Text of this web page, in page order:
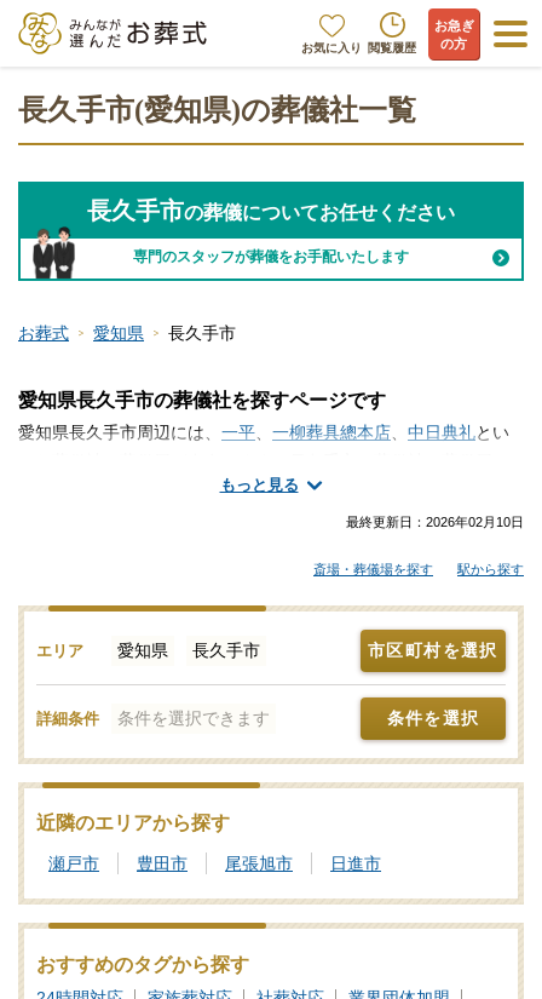
お気に入り 閲覧履歴
お急ぎ
の方
長久手市(愛知県)の葬儀社一覧
長久手市の葬儀についてお任せください
専門のスタッフが葬儀をお手配いたします
お葬式 愛知県 長久手市
もっと見る
愛知県長久手市の葬儀社を探すページです
愛知県長久手市周辺には、 一平、 一柳葬具總本店、 中日典礼とい
んの情報をお探しですか？火葬のみ、一日葬、家族葬、一般的な
お葬式など、手厚く真心のこもったサービスが魅力の葬儀屋さん
合わせて選択することが大切です。各葬儀屋さんの特徴、おすす
めの葬儀社などをご覧ください。「みんなが選んだお葬式」で
は、基準を満たした長久手市対応の葬儀社・葬儀屋さんをご紹介
しております。少しでもご不明点などがあれば、些細と思われる
ことでも遠慮なく、24時間365日お電話でご相談いただけます。長
久手市の葬儀社を比較検討の際に「信頼のおける葬儀屋さんはど
全な葬儀屋さんをご案内いたしますので、あわせて新サービスな
どの最新情報をチェックするなど、しっかりと情報収集を行って
信頼のおけそうな葬儀会社を探しましょう。
最終更新日： 2026年02月10日
斎場・葬儀場を探す 駅から探す
エリア 愛知県 長久手市 市区町村を選択
詳細条件 条件を選択できます 条件を選択
近隣のエリアから探す
瀬戸市 豊田市 尾張旭市 日進市
おすすめのタグから探す